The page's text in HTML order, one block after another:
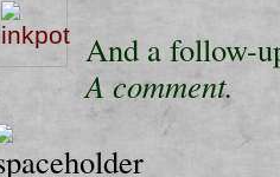
And a follow-
A comment.